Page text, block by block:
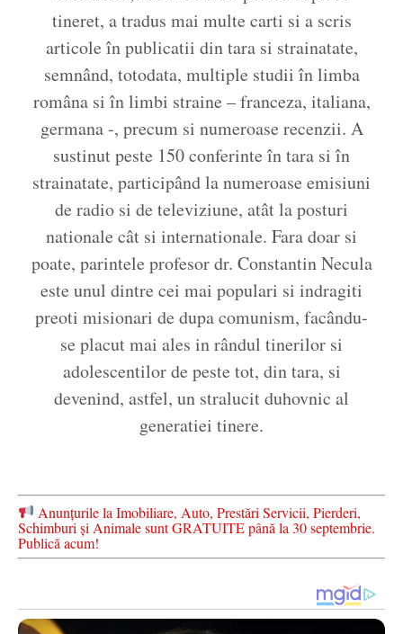
tineret, a tradus mai multe carti si a scris
articole în publicatii din tara si strainatate,
semnând, totodata, multiple studii în limba
româna si în limbi straine – franceza, italiana,
germana -, precum si numeroase recenzii. A
sustinut peste 150 conferinte în tara si în
strainatate, participând la numeroase emisiuni
de radio si de televiziune, atât la posturi
nationale cât si internationale. Fara doar si
poate, parintele profesor dr. Constantin Necula
este unul dintre cei mai populari si indragiti
preoti misionari de dupa comunism, facându-
se placut mai ales in rândul tinerilor si
adolescentilor de peste tot, din tara, si
devenind, astfel, un stralucit duhovnic al
generatiei tinere.
Anunțurile la Imobiliare, Auto, Prestări Servicii, Pierderi,
Schimburi și Animale sunt GRATUITE până la 30 septembrie.
Publică acum!